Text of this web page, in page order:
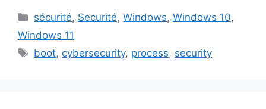
Catégories
sécurité, Securité,Windows,Windows 10,
Windows 11
Étiquettes
boot, cybersecurity, process, security